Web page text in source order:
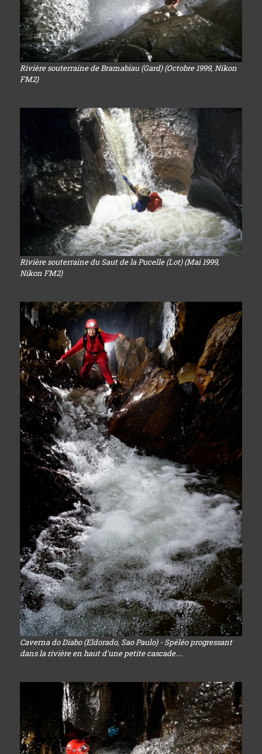
Rivière souterraine de Bramabiau (Gard) (Octobre 1999, Nikon
FM2)
Rivière souterraine du Saut de la Pucelle (Lot) (Mai 1999,
Nikon FM2)
Caverna do Diabo (Eldorado, Sao Paulo) - Spéléo progressant
dans la rivière en haut d'une petite cascade....